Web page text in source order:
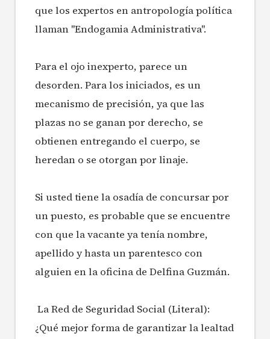
que los expertos en antropología política
llaman "Endogamia Administrativa".
Para el ojo inexperto, parece un
desorden. Para los iniciados, es un
mecanismo de precisión, ya que las
plazas no se ganan por derecho, se
obtienen entregando el cuerpo, se
heredan o se otorgan por linaje.
Si usted tiene la osadía de concursar por
un puesto, es probable que se encuentre
con que la vacante ya tenía nombre,
apellido y hasta un parentesco con
alguien en la oficina de Delfina Guzmán.
La Red de Seguridad Social (Literal):
¿Qué mejor forma de garantizar la lealtad